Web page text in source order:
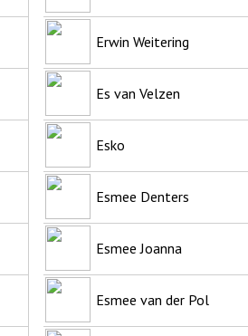
Erwin Weitering
Es van Velzen
Esko
Esmee Denters
Esmee Joanna
Esmee van der Pol